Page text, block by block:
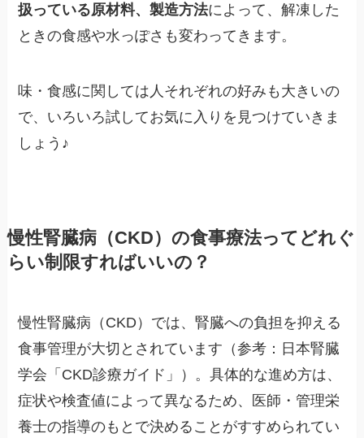
扱っている原材料、製造方法によって、解凍した
ときの食感や水っぽさも変わってきます。
味・食感に関しては人それぞれの好みも大きいの
で、いろいろ試してお気に入りを見つけていきま
しょう♪
慢性腎臓病（CKD）の食事療法ってどれぐ
らい制限すればいいの？
慢性腎臓病（CKD）では、腎臓への負担を抑える
食事管理が大切とされています（参考：日本腎臓
学会「CKD診療ガイド」）。具体的な進め方は、
症状や検査値によって異なるため、医師・管理栄
養士の指導のもとで決めることがすすめられてい